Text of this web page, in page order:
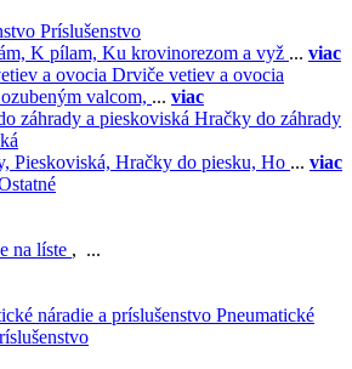
Príslušenstvo
K pílam, Ku krovinorezom a vyž ... viac
Drviče vetiev a ovocia
valcom, ... viac
Hračky do záhrady
Pieskoviská, Hračky do piesku, Ho ... viac
na líste , ...
Pneumatické